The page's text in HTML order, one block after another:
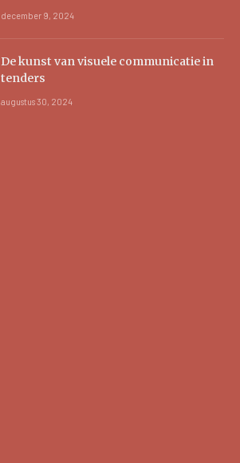
december 9, 2024
De kunst van visuele communicatie in
tenders
augustus 30, 2024